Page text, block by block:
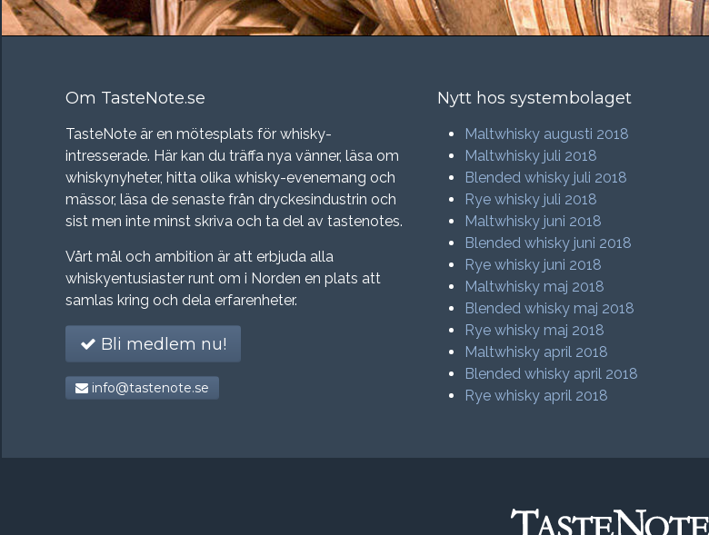
Om TasteNote.se
TasteNote är en mötesplats för whisky-
intresserade. Här kan du träffa nya vänner, läsa om
whiskynyheter, hitta olika whisky-evenemang och
mässor, läsa de senaste från dryckesindustrin och
sist men inte minst skriva och ta del av tastenotes.
Vårt mål och ambition är att erbjuda alla
whiskyentusiaster runt om i Norden en plats att
samlas kring och dela erfarenheter.
Bli medlem nu!
info@tastenote.se
Nytt hos systembolaget
Maltwhisky augusti 2018
Maltwhisky juli 2018
Blended whisky juli 2018
Rye whisky juli 2018
Maltwhisky juni 2018
Blended whisky juni 2018
Rye whisky juni 2018
Maltwhisky maj 2018
Blended whisky maj 2018
Rye whisky maj 2018
Maltwhisky april 2018
Blended whisky april 2018
Rye whisky april 2018